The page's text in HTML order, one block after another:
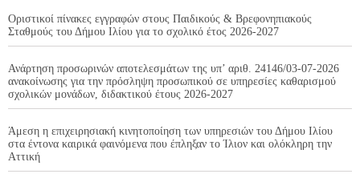
Οριστικοί πίνακες εγγραφών στους Παιδικούς & Βρεφονηπιακούς
Σταθμούς του Δήμου Ιλίου για το σχολικό έτος 2026-2027
Ανάρτηση προσωρινών αποτελεσμάτων της υπ’ αριθ. 24146/03-07-2026
ανακοίνωσης για την πρόσληψη προσωπικού σε υπηρεσίες καθαρισμού
σχολικών μονάδων, διδακτικού έτους 2026-2027
Άμεση η επιχειρησιακή κινητοποίηση των υπηρεσιών του Δήμου Ιλίου
στα έντονα καιρικά φαινόμενα που έπληξαν το Ίλιον και ολόκληρη την
Αττική